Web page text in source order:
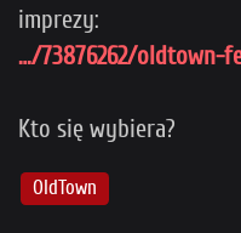
imprezy:
…/73876262/oldtown-
Kto się wybiera?
OldTown